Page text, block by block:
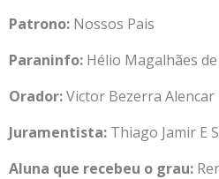
Patrono: Nossos Pais
Paraninfo: Hélio Magalhães
Orador:Victor Bezerra Alencar
Juramentista: Thiago Jamir E
Aluna que recebeu o grau: